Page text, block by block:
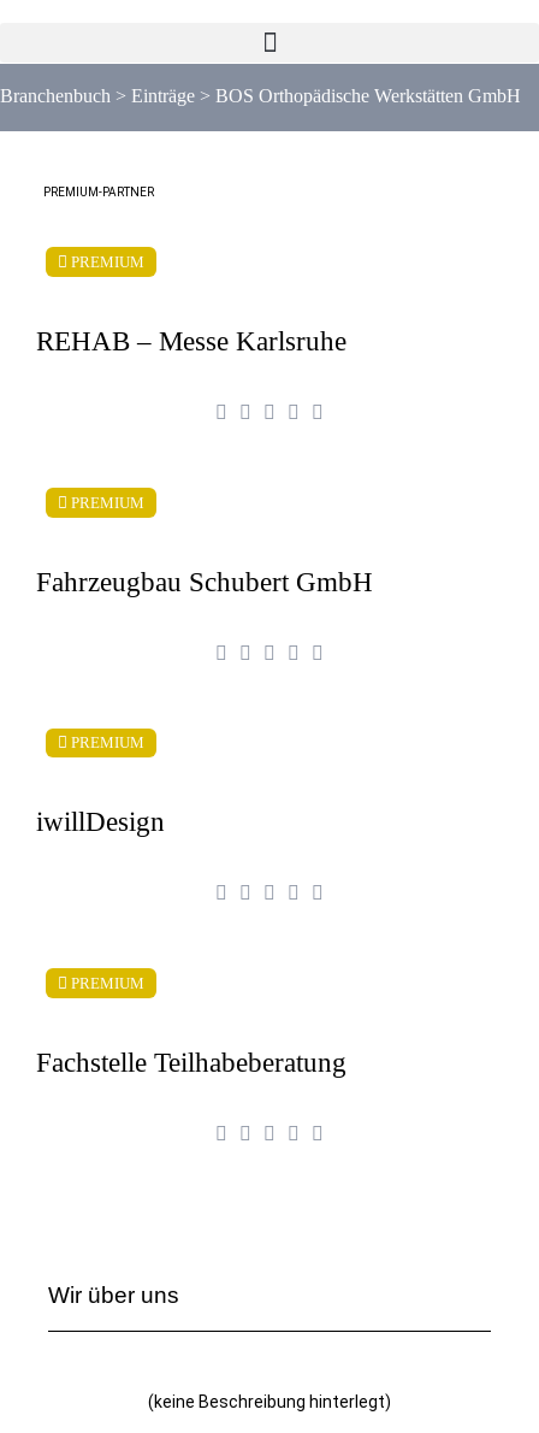
Branchenbuch > Einträge > BOS Orthopädische Werkstätten GmbH
PREMIUM-PARTNER
PREMIUM
REHAB – Messe Karlsruhe
PREMIUM
Fahrzeugbau Schubert GmbH
PREMIUM
iwillDesign
PREMIUM
Fachstelle Teilhabeberatung
Wir über uns
(keine Beschreibung hinterlegt)